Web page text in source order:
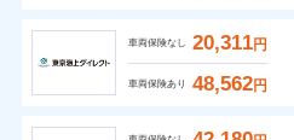
車両保険なし 20,311円
車両保険あり 48,562円